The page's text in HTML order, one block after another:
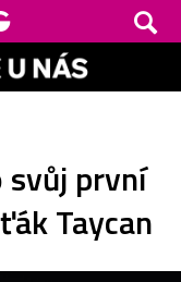
svůj první
Taycan